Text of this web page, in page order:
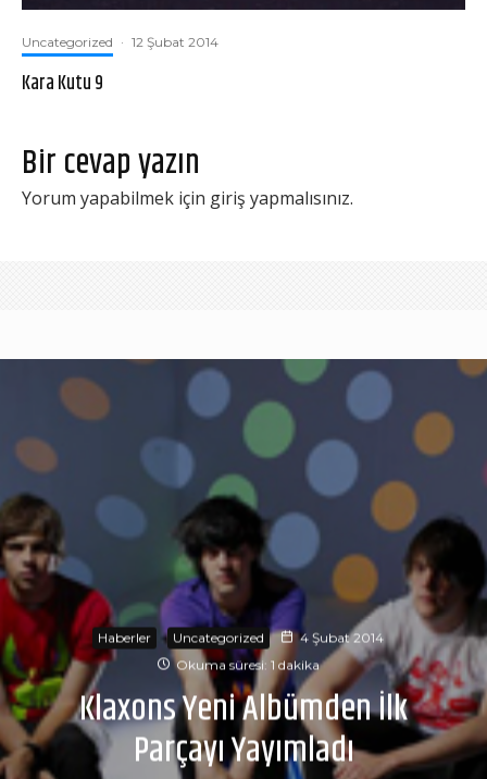
Uncategorized · 12 Şubat 2014
Kara Kutu 9
Bir cevap yazın
Yorum yapabilmek için giriş yapmalısınız.
Haberler Uncategorized
4 Şubat 2014
Okuma süresi: 1 dakika
Klaxons Yeni Albümden İlk
Parçayı Yayımladı